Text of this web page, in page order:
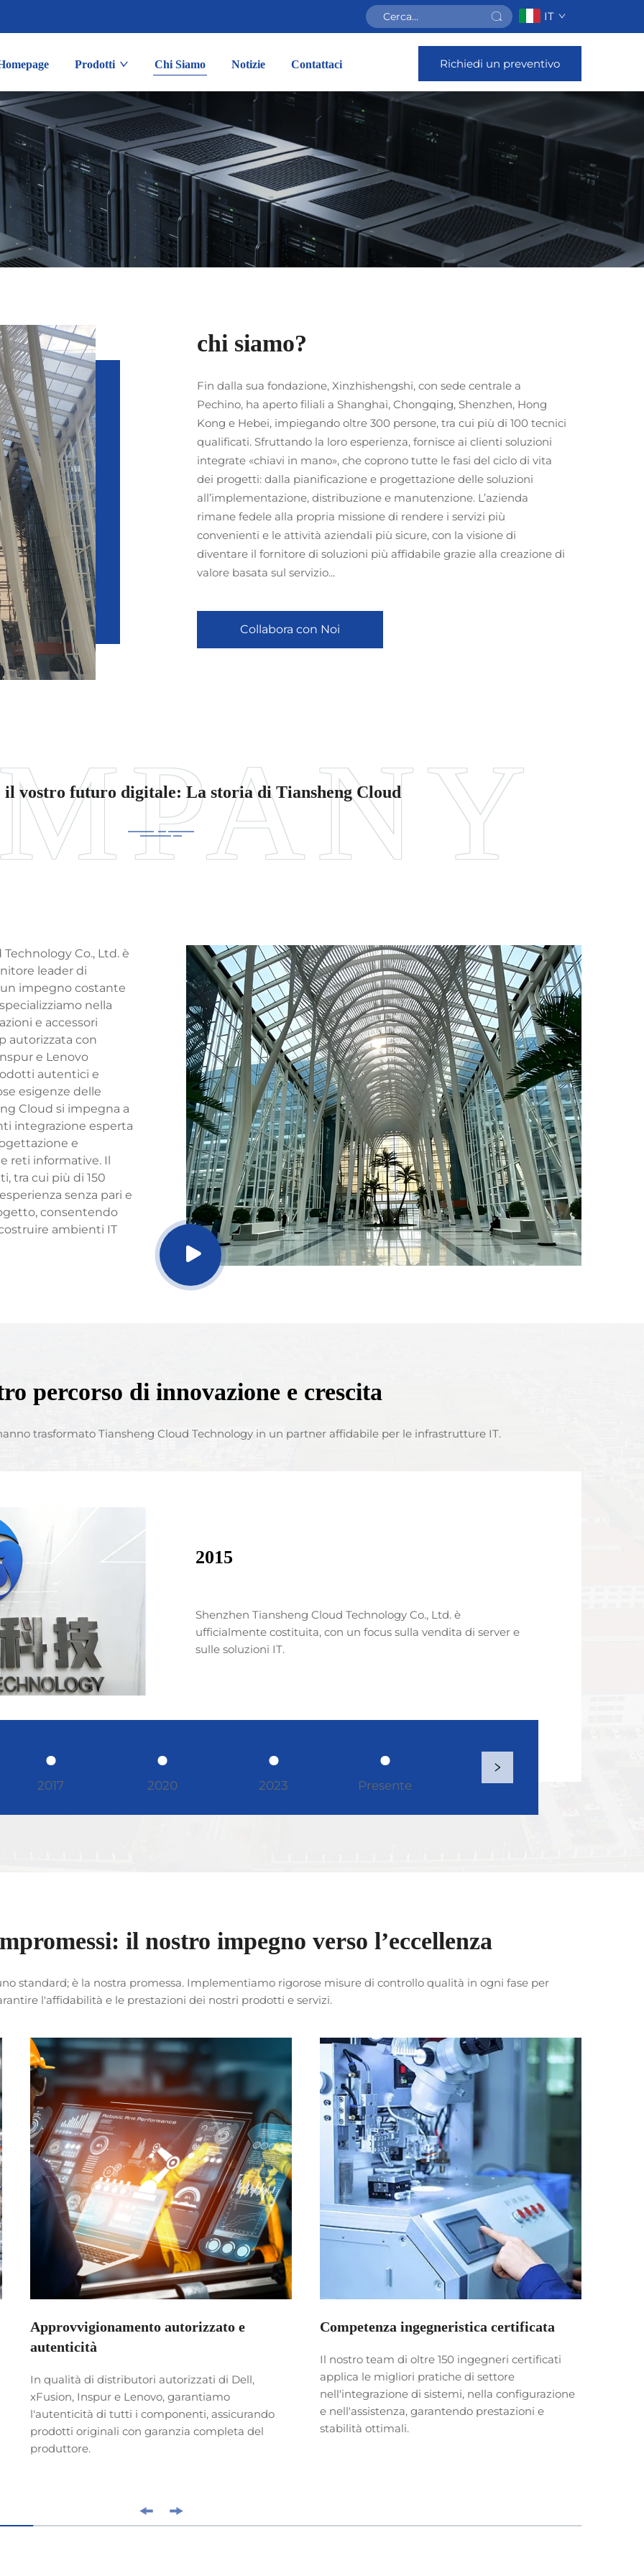
IT
Prodotti Chi Siamo Notizie Contattaci Richiedi un preventivo
chi siamo?
Fin dalla sua fondazione, Xinzhishengshi, con sede centrale a
Pechino, ha aperto filiali a Shanghai, Chongqing, Shenzhen, Hong
Kong e Hebei, impiegando oltre 300 persone, tra cui più di 100 tecnici
qualificati. Sfruttando la loro esperienza, fornisce ai clienti soluzioni
integrate «chiavi in mano», che coprono tutte le fasi del ciclo di vita
dei progetti: dalla pianificazione e progettazione delle soluzioni
all’implementazione, distribuzione e manutenzione. L’azienda
rimane fedele alla propria missione di rendere i servizi più
convenienti e le attività aziendali più sicure, con la visione di
diventare il fornitore di soluzioni più affidabile grazie alla creazione di
valore basata sul servizio...
Collabora con Noi
il vostro futuro digitale: La storia di Tiansheng Cloud
Co., Ltd. è
leader di
un impegno costante
nella
e accessori
autorizzata con
e Lenovo
autentici e
esigenze delle
Cloud si impegna a
integrazione esperta
e
reti informative. Il
tra cui più di 150
senza pari e
consentendo
ambienti IT
percorso di innovazione e crescita
trasformato Tiansheng Cloud Technology in un partner affidabile per le infrastrutture IT.
2015
Shenzhen Tiansheng Cloud Technology Co., Ltd. è
ufficialmente costituita, con un focus sulla vendita di server e
sulle soluzioni IT.
2017 2020 2023 Presente
il nostro impegno verso l’eccellenza
standard; è la nostra promessa. Implementiamo rigorose misure di controllo qualità in ogni fase per
l'affidabilità e le prestazioni dei nostri prodotti e servizi.
Approvvigionamento autorizzato e
autenticità
In qualità di distributori autorizzati di Dell,
xFusion, Inspur e Lenovo, garantiamo
l'autenticità di tutti i componenti, assicurando
prodotti originali con garanzia completa del
produttore.
Competenza ingegneristica certificata
Il nostro team di oltre 150 ingegneri certificati
applica le migliori pratiche di settore
nell'integrazione di sistemi, nella configurazione
e nell'assistenza, garantendo prestazioni e
stabilità ottimali.